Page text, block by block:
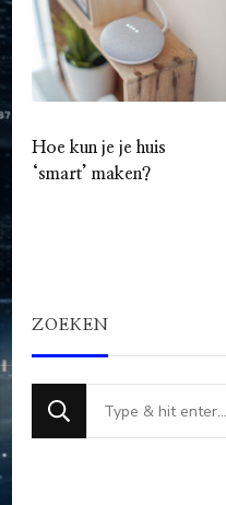
Hoe kun je je huis
‘smart’ maken?
ZOEKEN
Op
zoek